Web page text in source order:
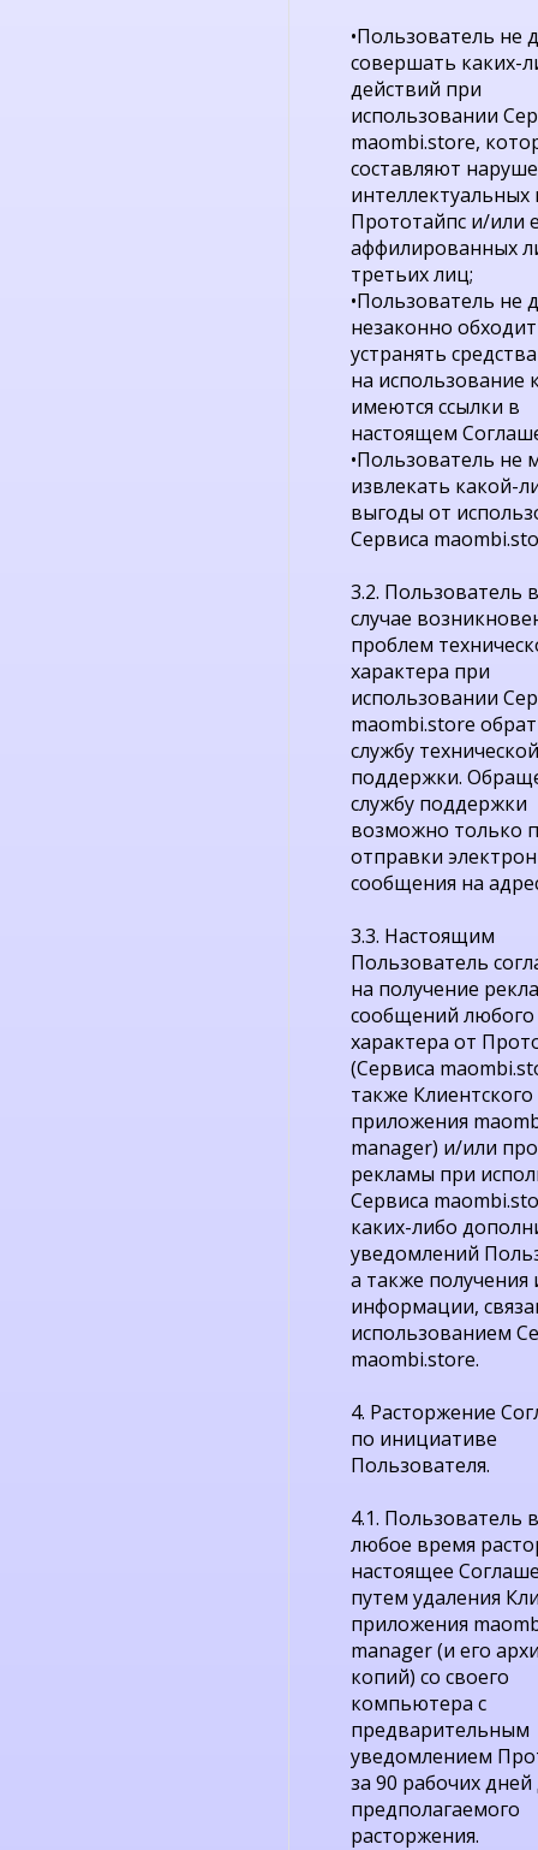
•Пользователь не
совершать каких-
действий при
использовании
maombi.store,
составляют
интеллектуальных
Прототайпс и/или
аффилированных
третьих лиц;
•Пользователь не
незаконно
устранять
на использование
имеются ссылки в
настоящем
•Пользователь не
извлекать какой-
выгоды от
Сервиса
3.2. Пользователь
случае
проблем
характера при
использовании
maombi.store
службу технической
поддержки.
службу поддержки
возможно только
отправки
сообщения на
3.3. Настоящим
Пользователь
на получение
сообщений любого
характера от
(Сервиса
также Клиентского
приложения
manager) и/или
рекламы при
Сервиса
каких-либо
уведомлений
а также получения
информации,
использованием
maombi.store.
4. Расторжение
по инициативе
Пользователя.
4.1. Пользователь
любое время
настоящее
путем удаления
приложения
manager (и его
копий) со своего
компьютера с
предварительным
уведомлением
за 90 рабочих дней
предполагаемого
расторжения.